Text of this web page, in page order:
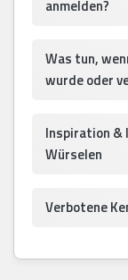
anmelden?
Was tun,
wurde oder
Inspiration &
Würselen
Verbotene